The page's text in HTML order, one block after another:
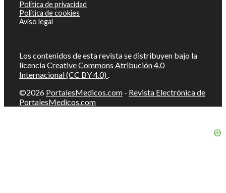
Política de privacidad
Política de cookies
Aviso legal
Los contenidos de esta revista se distribuyen bajo la
licenciaCreative Commons Atribución 4.0
Internacional (CC BY 4.0) .
©2026 PortalesMedicos.com - Revista Electrónica de
PortalesMedicos.com